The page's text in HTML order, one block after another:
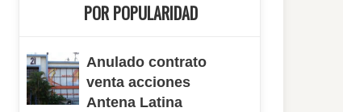
POR POPULARIDAD
Anulado contrato
venta acciones
Antena Latina